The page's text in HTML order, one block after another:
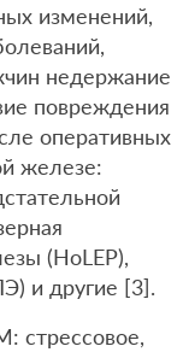
изменений,
недержание
повреждения
оперативных
железе:
(HoLEP),
и другие [3].
стрессовое,